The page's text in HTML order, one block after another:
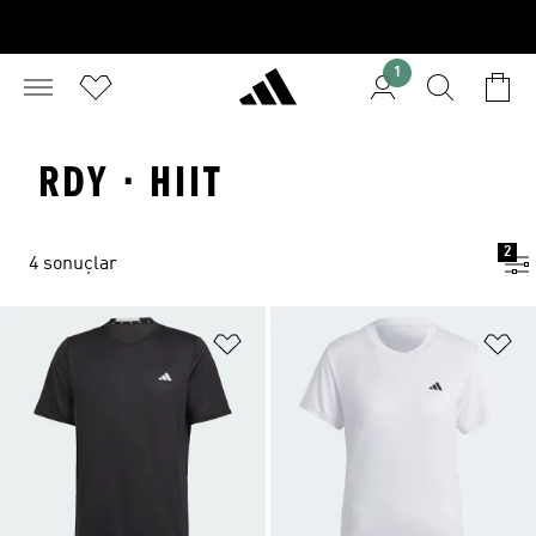
1
RDY · HIIT
4 sonuçlar
2
Favori Listesine Ekle